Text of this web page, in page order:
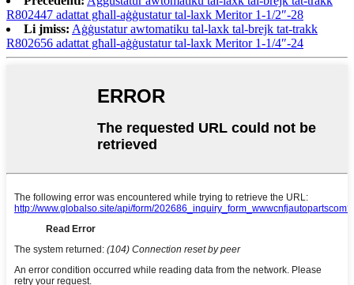
R802447 adattat għall-aġġustatur tal-laxk Meritor 1-1/2″-28
Li jmiss: Aġġustatur awtomatiku tal-laxk tal-brejk tat-trakk
R802656 adattat għall-aġġustatur tal-laxk Meritor 1-1/4″-24